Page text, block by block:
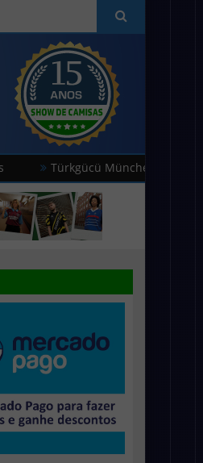
Türkgücü München usará camisas